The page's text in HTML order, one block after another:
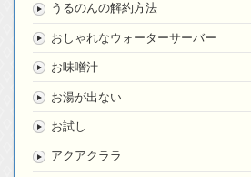
うるのんの解約方法
おしゃれなウォーターサーバー
お味噌汁
お湯が出ない
お試し
アクアクララ